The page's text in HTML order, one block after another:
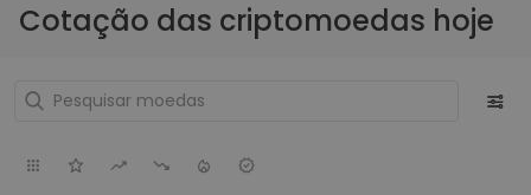
Cotação das criptomoedas hoje